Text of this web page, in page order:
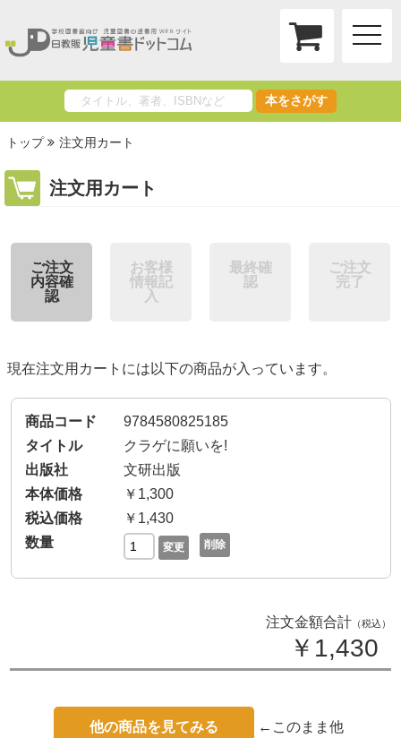
toggle
本をさがす
トップ 注文用カート
注文用カート
ご注文
内容確
認
お客様
情報記
入
最終確
認
ご注文
完了
現在注文用カートには以下の商品が入っています。
9784580825185
クラゲに願いを!
文研出版
￥1,300
￥1,430
変更 削除
注文金額合計（税込）
￥1,430
他の商品を見てみる
←このまま他